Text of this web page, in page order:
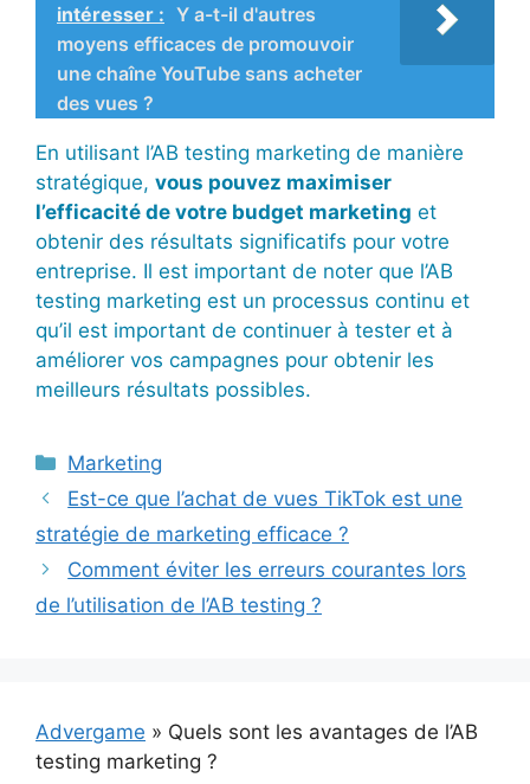
intéresser : Y a-t-il d'autres
moyens efficaces de promouvoir
une chaîne YouTube sans acheter
des vues ?
En utilisant l’AB testing marketing de manière
stratégique, vous pouvez maximiser
l’efficacité de votre budget marketing et
obtenir des résultats significatifs pour votre
entreprise. Il est important de noter que l’AB
testing marketing est un processus continu et
qu’il est important de continuer à tester et à
améliorer vos campagnes pour obtenir les
meilleurs résultats possibles.
Catégories
Marketing
Est-ce que l’achat de vues TikTok est une
stratégie de marketing efficace ?
Comment éviter les erreurs courantes lors
de l’utilisation de l’AB testing ?
Advergame » Quels sont les avantages de l’AB
testing marketing ?